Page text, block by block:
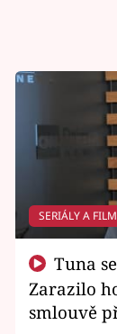
SERIÁLY A
Zarazilo
smlouvě